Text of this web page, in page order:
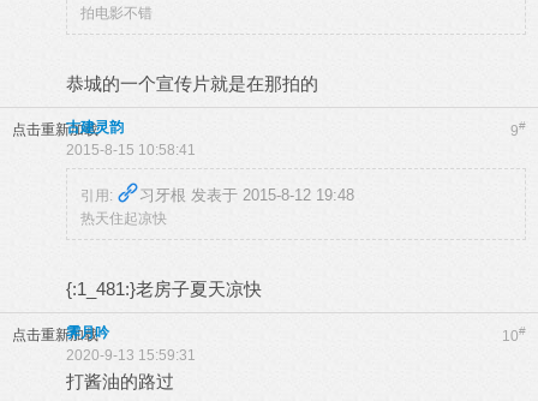
拍电影不错
恭城的一个宣传片就是在那拍的
点击重新加载 9#
古建灵韵
2015-8-15 10:58:41
引用: 习牙根 发表于 2015-8-12 19:48
热天住起凉快
{:1_481:}老房子夏天凉快
点击重新加载 10#
霁月吟
2020-9-13 15:59:31
打酱油的路过